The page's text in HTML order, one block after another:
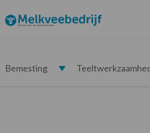
de
hoofdnavigatie
de
hoofd
de
eerste
de
voettekst
Melkveebedrijf.nl
Bemesting